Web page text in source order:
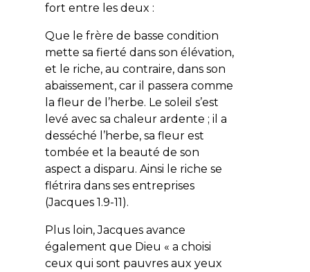
fort entre les deux :
Que le frère de basse condition
mette sa fierté dans son élévation,
et le riche, au contraire, dans son
abaissement, car il passera comme
la fleur de l’herbe. Le soleil s’est
levé avec sa chaleur ardente ; il a
desséché l’herbe, sa fleur est
tombée et la beauté de son
aspect a disparu. Ainsi le riche se
flétrira dans ses entreprises
(Jacques 1.9-11).
Plus loin, Jacques avance
également que Dieu « a choisi
ceux qui sont pauvres aux yeux